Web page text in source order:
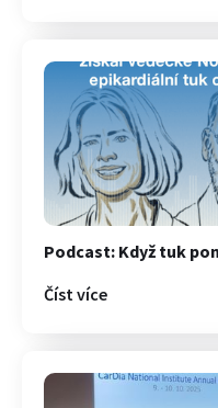
Podcast: Když tuk
Číst více